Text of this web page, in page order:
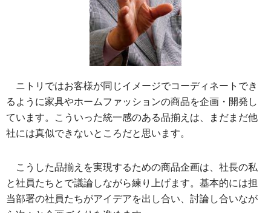
ニトリではお客様が同じイメージでコーディネートでき
るように家具やホームファッションの商品を企画・開発し
ています。こういった統一感のある品揃えは、まだまだ他
社には真似できないところだと思います。
こうした品揃えを実現するための商品企画は、社長の私
と社員たちとで議論しながら練り上げます。基本的には担
当部署の社員たちがアイデアを出し合い、討論し合いなが